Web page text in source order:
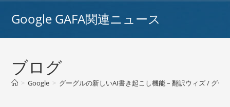
Google GAFA関連ニュース
ブログ
> Google > グーグルの新しいAI書き起こし機能 – 翻訳ウィズ / グー